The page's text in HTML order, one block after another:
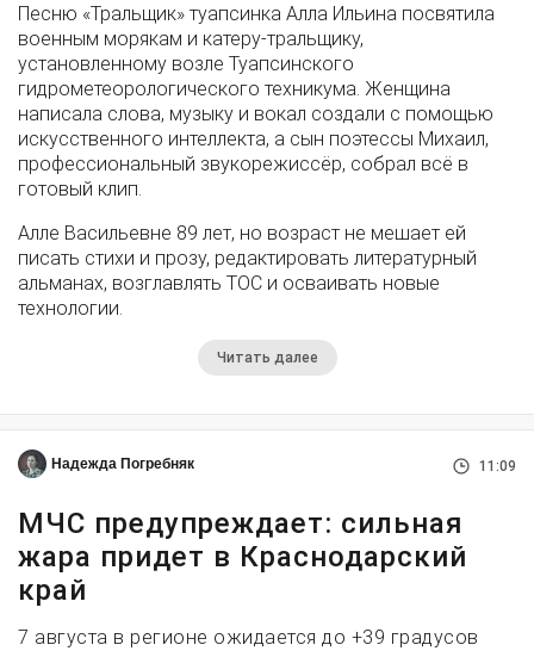
Песню «Тральщик» туапсинка Алла Ильина посвятила
военным морякам и катеру-тральщику,
установленному возле Туапсинского
гидрометеорологического техникума. Женщина
написала слова, музыку и вокал создали с помощью
искусственного интеллекта, а сын поэтессы Михаил,
профессиональный звукорежиссёр, собрал всё в
готовый клип.
Алле Васильевне 89 лет, но возраст не мешает ей
писать стихи и прозу, редактировать литературный
альманах, возглавлять ТОС и осваивать новые
технологии.
Читать далее
Надежда Погребняк 11:09
МЧС предупреждает: сильная
жара придет в Краснодарский
край
7 августа в регионе ожидается до +39 градусов